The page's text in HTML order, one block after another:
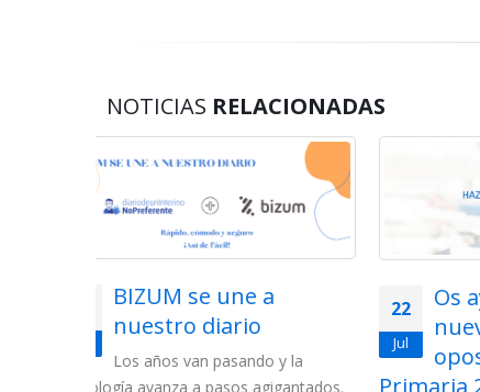
NOTICIAS RELACIONADAS
22
Os ayudamos en esta
nueva etapa tras las
oposiciones de
Primaria 2019
25